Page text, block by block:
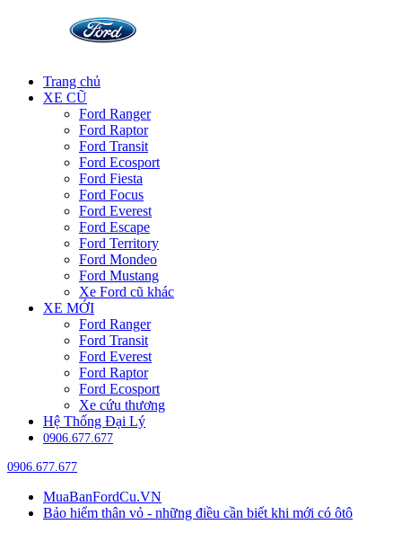
Trang chủ
XE CŨ
Ford Ranger
Ford Raptor
Ford Transit
Ford Ecosport
Ford Fiesta
Ford Focus
Ford Everest
Ford Escape
Ford Territory
Ford Mondeo
Ford Mustang
Xe Ford cũ khác
XE MỚI
Ford Ranger
Ford Transit
Ford Everest
Ford Raptor
Ford Ecosport
Xe cứu thương
Hệ Thống Đại Lý
0906.677.677
0906.677.677
MuaBanFordCu.VN
Bảo hiểm thân vỏ - những điều cần biết khi mới có ôtô